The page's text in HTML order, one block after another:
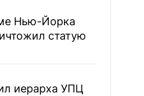
Нью-Йорка
статую
иерарха УПЦ